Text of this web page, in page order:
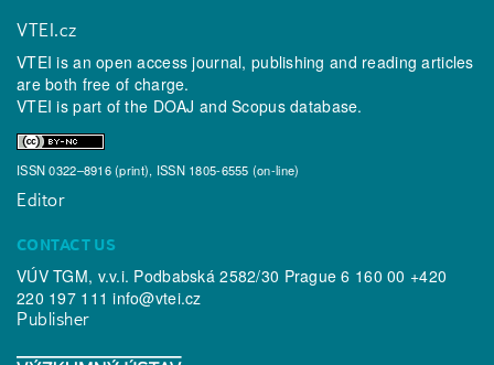
VTEI.cz
VTEI is an open access journal, publishing and reading articles
are both free of charge.
VTEI is part of the DOAJ andScopusdatabase.
ISSN 0322–8916 (print), ISSN 1805-6555 (on-line)
Editor
CONTACT US
VÚV TGM, v.v.i. Podbabská 2582/30 Prague 6 160 00 +420
220 197 111info@vtei.cz
Publisher